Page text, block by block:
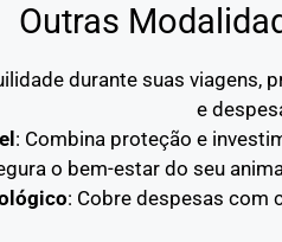
Outras
durante suas
e
: Combina proteção e
o bem-estar do seu
: Cobre despesas com